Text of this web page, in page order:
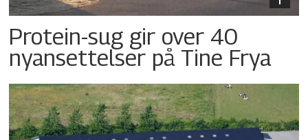
Protein-sug gir over 40
nyansettelser på Tine Frya